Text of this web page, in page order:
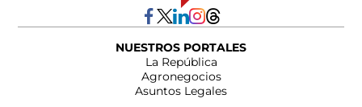
NUESTROS PORTALES
La República
Agronegocios
Asuntos Legales